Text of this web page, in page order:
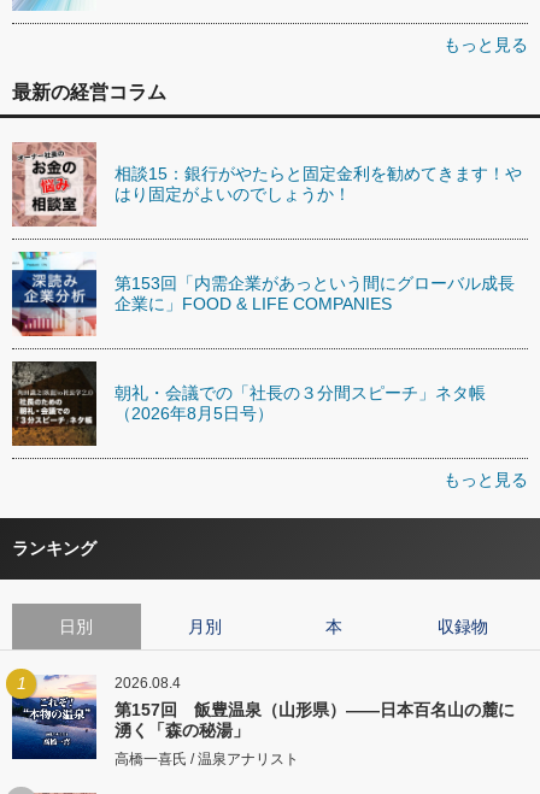
もっと見る
最新の経営コラム
相談15：銀行がやたらと固定金利を勧めてきます！や
はり固定がよいのでしょうか！
第153回「内需企業があっという間にグローバル成長
企業に」FOOD & LIFE COMPANIES
朝礼・会議での「社長の３分間スピーチ」ネタ帳
（2026年8月5日号）
もっと見る
ランキング
日別 月別 本 収録物
1 2026.08.4
第157回 飯豊温泉（山形県）――日本百名山の麓に
湧く「森の秘湯」
高橋一喜氏 / 温泉アナリスト